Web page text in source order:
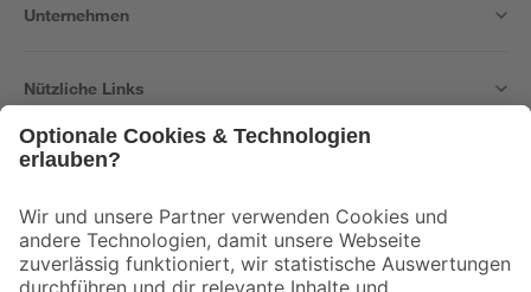
Unternehmen
Nützliche Links
Der toom Newsletter: Keine Angebote und Aktionen mehr verpassen!
Zur Newsletter Anmeldung